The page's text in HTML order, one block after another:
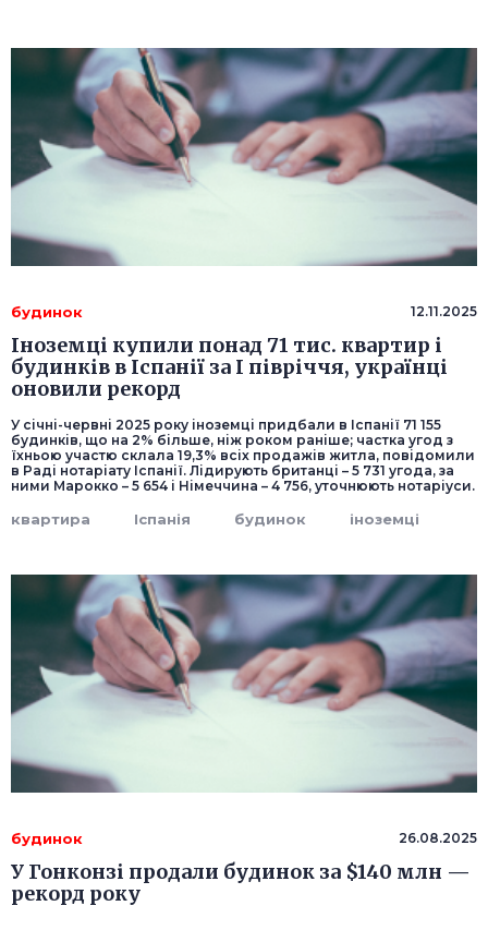
будинок 12.11.2025
Іноземці купили понад 71 тис. квартир і
будинків в Іспанії за І півріччя, українці
оновили рекорд
У січні-червні 2025 року іноземці придбали в Іспанії 71 155
будинків, що на 2% більше, ніж роком раніше; частка угод з
їхньою участю склала 19,3% всіх продажів житла, повідомили
в Раді нотаріату Іспанії. Лідирують британці – 5 731 угода, за
ними Марокко – 5 654 і Німеччина – 4 756, уточнюють нотаріуси.
квартира Іспанія будинок іноземці
будинок 26.08.2025
У Гонконзі продали будинок за $140 млн —
рекорд року